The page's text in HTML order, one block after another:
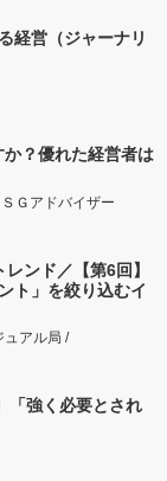
経営（ジャーナリ
？優れた経営者は
Ｇアドバイザー
ンド／【第6回】
ト」を絞り込むイ
ュアル局 /
「強く必要とされ